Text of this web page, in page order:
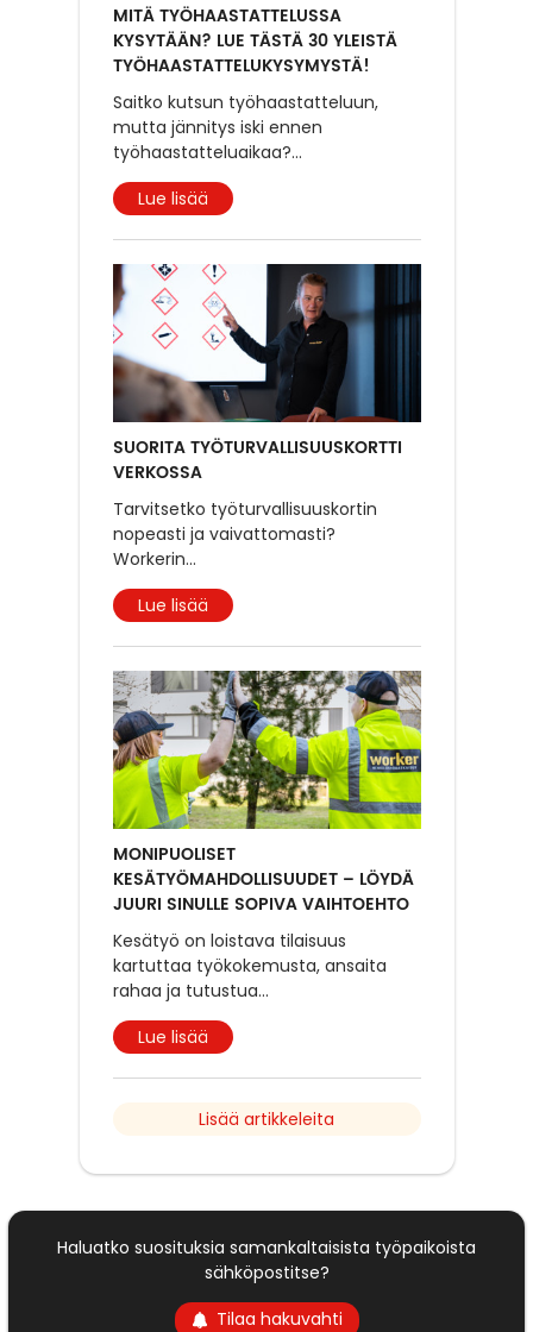
MITÄ TYÖHAASTATTELUSSA
KYSYTÄÄN? LUE TÄSTÄ 30 YLEISTÄ
TYÖHAASTATTELUKYSYMYSTÄ!
Saitko kutsun työhaastatteluun,
mutta jännitys iski ennen
työhaastatteluaikaa?...
Lue lisää
SUORITA TYÖTURVALLISUUSKORTTI
VERKOSSA
Tarvitsetko työturvallisuuskortin
nopeasti ja vaivattomasti?
Workerin...
Lue lisää
MONIPUOLISET
KESÄTYÖMAHDOLLISUUDET – LÖYDÄ
JUURI SINULLE SOPIVA VAIHTOEHTO
Kesätyö on loistava tilaisuus
kartuttaa työkokemusta, ansaita
rahaa ja tutustua...
Lue lisää
Lisää artikkeleita
Haluatko suosituksia samankaltaisista työpaikoista
sähköpostitse?
Tilaa hakuvahti